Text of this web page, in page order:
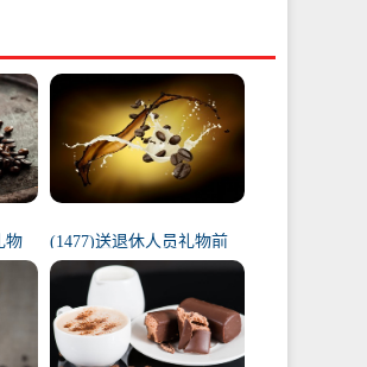
物
）
(1477)送退休人员礼物前
十件排名（工会退休纪念
品范围）